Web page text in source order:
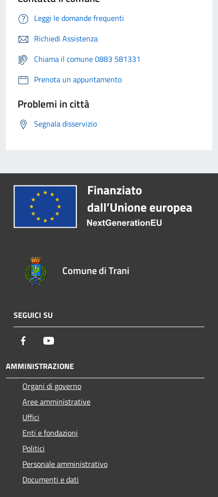
Leggi le domande frequenti
Richiedi Assistenza
Chiama il comune 0883 581331
Prenota un appuntamento
Problemi in città
Segnala disservizio
Comune di Trani
SEGUICI SU
Facebook
AMMINISTRAZIONE
Organi di governo
Aree amministrative
Uffici
Enti e fondazioni
Politici
Personale amministrativo
Documenti e dati